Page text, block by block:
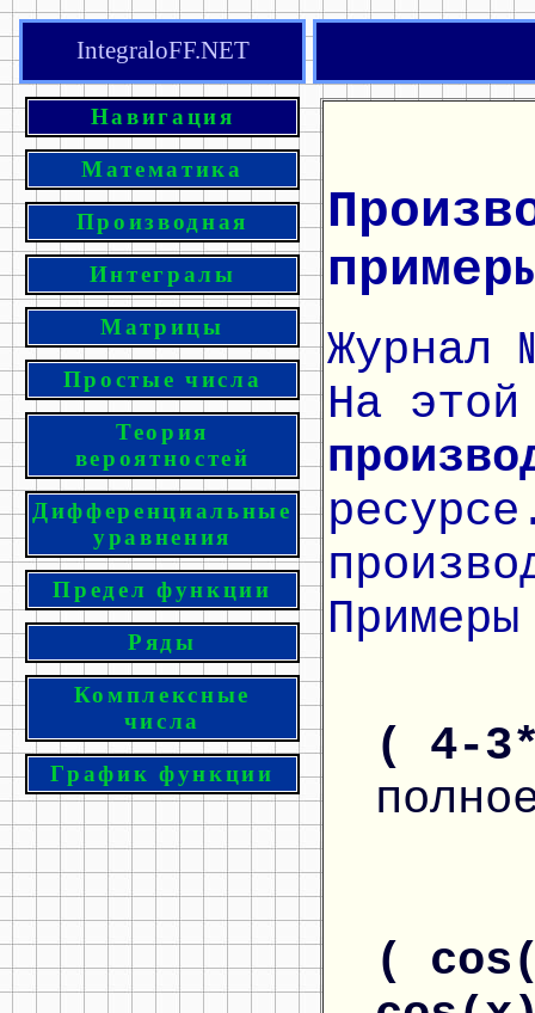
IntegraloFF.NET
Навигация
Математика
Производная
Интегралы
Матрицы
Простые числа
Теория
вероятностей
Дифференциальные
уравнения
Предел функции
Ряды
Комплексные
числа
График функции
Журнал
На
( 4-
(